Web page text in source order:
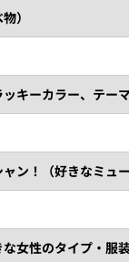
）
キーカラー、テー
ン！（好きなミュ
女性のタイプ・服